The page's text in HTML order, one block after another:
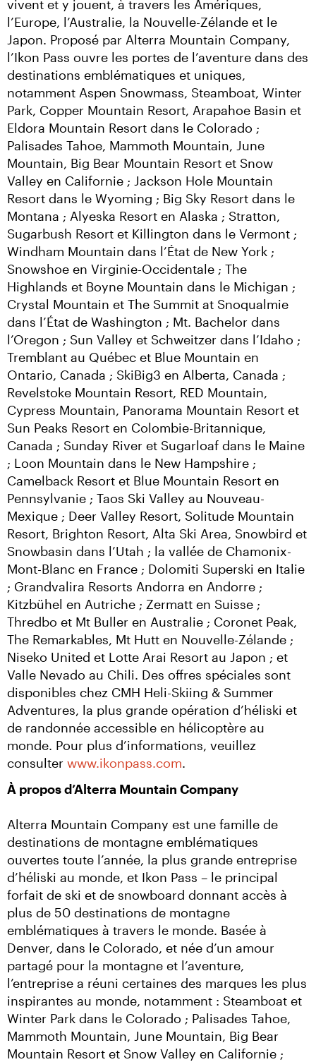
vivent et y jouent, à travers les Amériques,
l’Europe, l’Australie, la Nouvelle-Zélande et le
Japon. Proposé par Alterra Mountain Company,
l’Ikon Pass ouvre les portes de l’aventure dans des
destinations emblématiques et uniques,
notamment Aspen Snowmass, Steamboat, Winter
Park, Copper Mountain Resort, Arapahoe Basin et
Eldora Mountain Resort dans le Colorado ;
Palisades Tahoe, Mammoth Mountain, June
Mountain, Big Bear Mountain Resort et Snow
Valley en Californie ; Jackson Hole Mountain
Resort dans le Wyoming ; Big Sky Resort dans le
Montana ; Alyeska Resort en Alaska ; Stratton,
Sugarbush Resort et Killington dans le Vermont ;
Windham Mountain dans l’État de New York ;
Snowshoe en Virginie-Occidentale ; The
Highlands et Boyne Mountain dans le Michigan ;
Crystal Mountain et The Summit at Snoqualmie
dans l’État de Washington ; Mt. Bachelor dans
l’Oregon ; Sun Valley et Schweitzer dans l’Idaho ;
Tremblant au Québec et Blue Mountain en
Ontario, Canada ; SkiBig3 en Alberta, Canada ;
Revelstoke Mountain Resort, RED Mountain,
Cypress Mountain, Panorama Mountain Resort et
Sun Peaks Resort en Colombie-Britannique,
Canada ; Sunday River et Sugarloaf dans le Maine
; Loon Mountain dans le New Hampshire ;
Camelback Resort et Blue Mountain Resort en
Pennsylvanie ; Taos Ski Valley au Nouveau-
Mexique ; Deer Valley Resort, Solitude Mountain
Resort, Brighton Resort, Alta Ski Area, Snowbird et
Snowbasin dans l’Utah ; la vallée de Chamonix-
Mont-Blanc en France ; Dolomiti Superski en Italie
; Grandvalira Resorts Andorra en Andorre ;
Kitzbühel en Autriche ; Zermatt en Suisse ;
Thredbo et Mt Buller en Australie ; Coronet Peak,
The Remarkables, Mt Hutt en Nouvelle-Zélande ;
Niseko United et Lotte Arai Resort au Japon ; et
Valle Nevado au Chili. Des offres spéciales sont
disponibles chez CMH Heli-Skiing & Summer
Adventures, la plus grande opération d’héliski et
de randonnée accessible en hélicoptère au
monde. Pour plus d’informations, veuillez
consulter www.ikonpass.com.
À propos d’Alterra Mountain Company
Alterra Mountain Company est une famille de
destinations de montagne emblématiques
ouvertes toute l’année, la plus grande entreprise
d’héliski au monde, et Ikon Pass – le principal
forfait de ski et de snowboard donnant accès à
plus de 50 destinations de montagne
emblématiques à travers le monde. Basée à
Denver, dans le Colorado, et née d’un amour
partagé pour la montagne et l’aventure,
l’entreprise a réuni certaines des marques les plus
inspirantes au monde, notamment : Steamboat et
Winter Park dans le Colorado ; Palisades Tahoe,
Mammoth Mountain, June Mountain, Big Bear
Mountain Resort et Snow Valley en Californie ;